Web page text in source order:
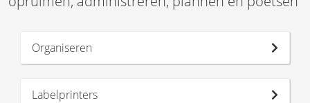
Organiseren
Labelprinters